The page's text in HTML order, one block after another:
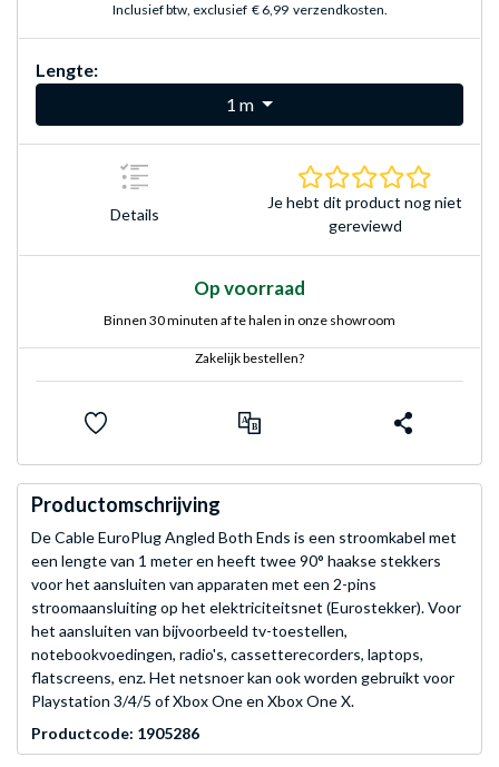
Inclusief btw, exclusief € 6,99 verzendkosten.
Lengte:
1 m
Details
Je hebt dit product nog niet
gereviewd
Op voorraad
Binnen 30 minuten af te halen in onze showroom
Zakelijk bestellen?
Productomschrijving
De Cable EuroPlug Angled Both Ends is een stroomkabel met
een lengte van 1 meter en heeft twee 90° haakse stekkers
voor het aansluiten van apparaten met een 2-pins
stroomaansluiting op het elektriciteitsnet (Eurostekker). Voor
het aansluiten van bijvoorbeeld tv-toestellen,
notebookvoedingen, radio's, cassetterecorders, laptops,
flatscreens, enz. Het netsnoer kan ook worden gebruikt voor
Playstation 3/4/5 of Xbox One en Xbox One X.
Productcode: 1905286